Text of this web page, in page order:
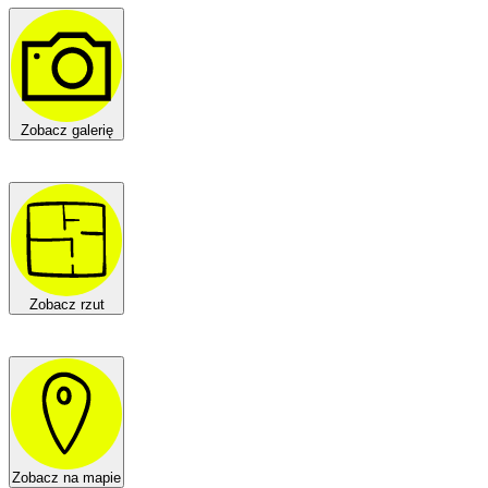
Zobacz galerię
Zobacz rzut
Zobacz na mapie